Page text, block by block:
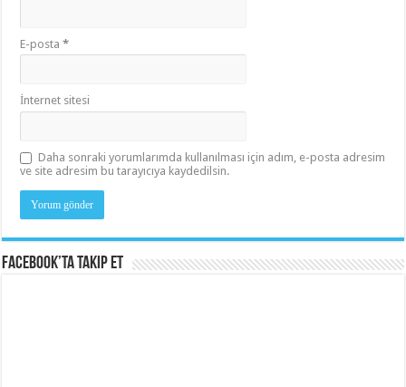
E-posta*
İnternet sitesi
Daha sonraki yorumlarımda kullanılması için adım, e-posta adresim
ve site adresim bu tarayıcıya kaydedilsin.
Facebook’ta Takip Et